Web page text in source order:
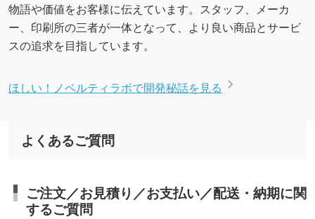
物語や価値をお客様に伝えています。スタッフ、メーカ
ー、印刷所の三者が一体となって、より良い商品とサービ
スの追求を目指しています。
ほしい！ノベルティラボで開発秘話を見る
よくあるご質問
ご注文／お見積り／お支払い／配送・納期に関
するご質問